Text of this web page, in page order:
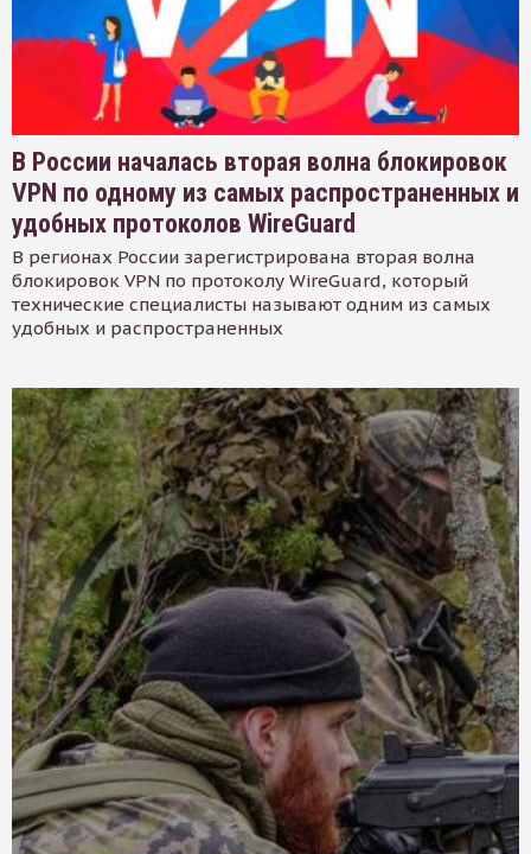
В России началась вторая волна блокировок
VPN по одному из самых распространенных и
удобных протоколов WireGuard
В регионах России зарегистрирована вторая волна
блокировок VPN по протоколу WireGuard, который
технические специалисты называют одним из самых
удобных и распространенных